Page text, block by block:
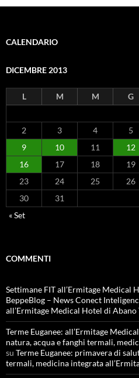
CALENDARIO
DICEMBRE 2013
L M M G
2
3 4 5
9
10 11 12
16
17 18 19
23
24 25 26
30
31
« Set
COMMENTI
Settimane FIT all’Ermitage Medical
BeppeBlog – News Conect
all’Ermitage Medical Hotel di Abano
Terme Euganee: all’Ermitage
natura, acqua e fanghi termali,
su Terme Euganee: primavera di
termali, medicina integrata